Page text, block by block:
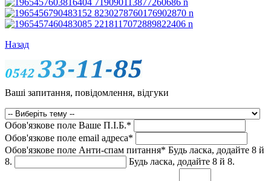
Назад
Ваші запитання, повідомлення, відгуки
Обов'язкове поле Ваше П.I.Б.*
Обов'язкове поле email адреса*
Обов'язкове поле Анти-спам питання* Будь ласка, додайте 8 й
8.
Будь ласка, додайте 8 й 8.